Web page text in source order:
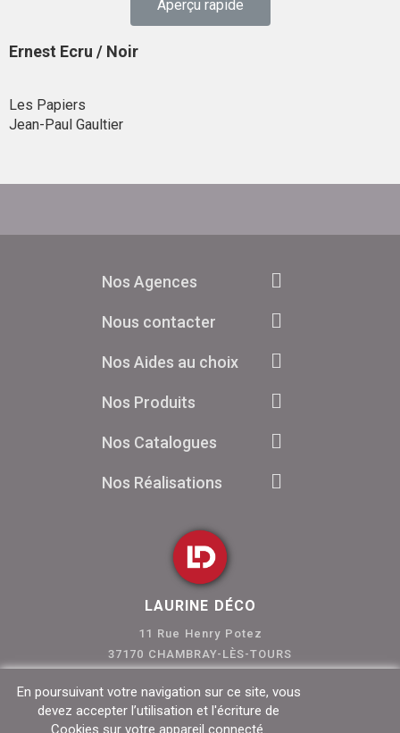
Aperçu rapide
Ernest Ecru / Noir
Les Papiers
Jean-Paul Gaultier
Nos Agences
Nous contacter
Nos Aides au choix
Nos Produits
Nos Catalogues
Nos Réalisations
LAURINE DÉCO
11 Rue Henry Potez
37170 CHAMBRAY-LÈS-TOURS
En poursuivant votre navigation sur ce site, vous
devez accepter l’utilisation et l'écriture de
Cookies sur votre appareil connecté.